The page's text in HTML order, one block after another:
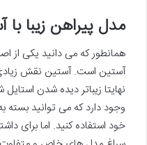
مدل پیراهن زیبا
همانطور که می دانید یکی از
آستین است. آستین نقش
نهایتا زیباتر دیده شدن
وجود دارد که می توانید بسته
خود استفاده کنید. اما برای